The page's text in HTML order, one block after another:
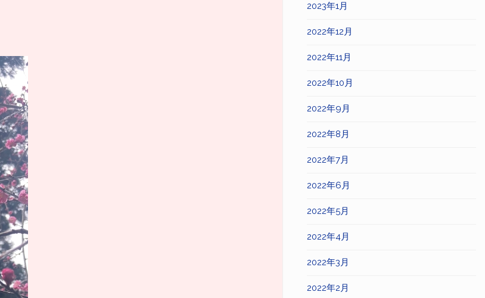
2023年1月
2022年12月
2022年11月
2022年10月
2022年9月
2022年8月
2022年7月
2022年6月
2022年5月
2022年4月
2022年3月
2022年2月